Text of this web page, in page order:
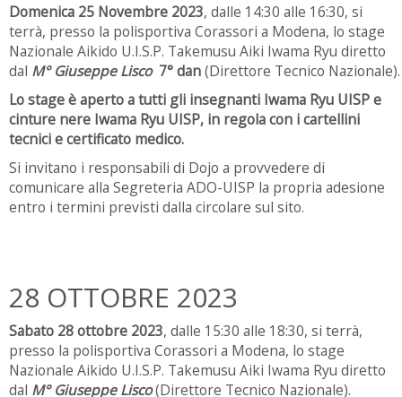
Domenica 25 Novembre 2023, dalle 14:30 alle 16:30, si
terrà, presso la polisportiva Corassori a Modena, lo stage
Nazionale Aikido U.I.S.P. Takemusu Aiki Iwama Ryu diretto
dal M° Giuseppe Lisco 7° dan(Direttore Tecnico Nazionale).
Lo stage è aperto a tutti gli insegnanti Iwama Ryu UISP e
cinture nere Iwama Ryu UISP, in regola con i cartellini
tecnici e certificato medico.
Si invitano i responsabili di Dojo a provvedere di
comunicare alla Segreteria ADO-UISP la propria adesione
entro i termini previsti dalla circolare sul sito.
28 OTTOBRE 2023
Sabato 28 ottobre 2023, dalle 15:30 alle 18:30, si terrà,
presso la polisportiva Corassori a Modena, lo stage
Nazionale Aikido U.I.S.P. Takemusu Aiki Iwama Ryu diretto
dal M° Giuseppe Lisco(Direttore Tecnico Nazionale).